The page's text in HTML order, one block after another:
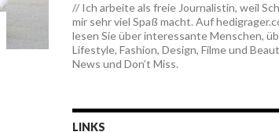
// Ich arbeite als freie Journalistin, weil
mir sehr viel Spaß macht. Auf
lesen Sie über interessante Menschen,
Lifestyle, Fashion, Design, Filme und
News und Don’t Miss.
LINKS